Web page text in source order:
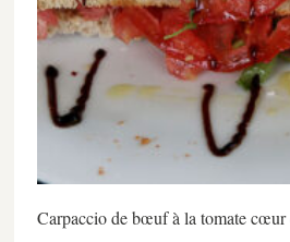
Carpaccio de bœuf à la tomate